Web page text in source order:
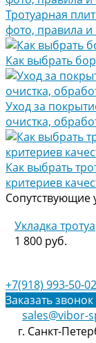
Тротуарная
фото, правила и
Как выбрать
Уход за
очистка,
Как выбрать
критериев
Сопутствующие
Укладка
1 800 руб.
+7(918) 993-50-02
Заказать звонок
sales@vibor-
г. Санкт-